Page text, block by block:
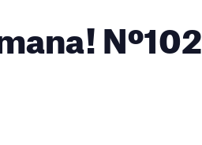
Nº102